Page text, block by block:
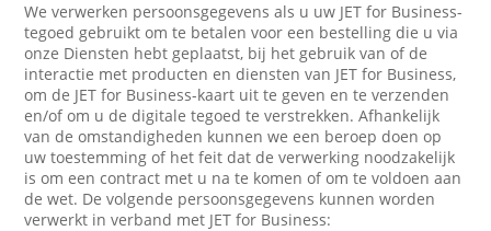
We verwerken persoonsgegevens als u uw JET for Business-
tegoed gebruikt om te betalen voor een bestelling die u via
onze Diensten hebt geplaatst, bij het gebruik van of de
interactie met producten en diensten van JET for Business,
om de JET for Business-kaart uit te geven en te verzenden
en/of om u de digitale tegoed te verstrekken. Afhankelijk
van de omstandigheden kunnen we een beroep doen op
uw toestemming of het feit dat de verwerking noodzakelijk
is om een contract met u na te komen of om te voldoen aan
de wet. De volgende persoonsgegevens kunnen worden
verwerkt in verband met JET for Business: